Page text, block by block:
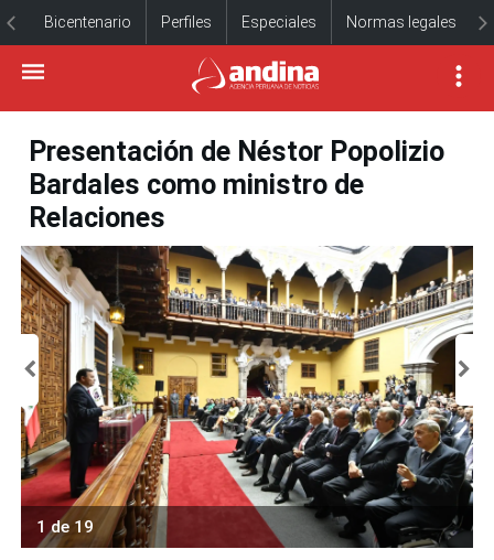
Bicentenario Perfiles Especiales Normas legales
Presentación de Néstor Popolizio
Bardales como ministro de
Relaciones
1 de 19